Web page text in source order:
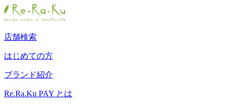
店舗検索
はじめての方
ブランド紹介
Re.Ra.Ku PAY とは